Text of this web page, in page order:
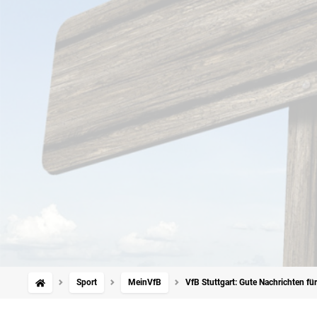
Sport MeinVfB VfB Stuttgart: Gute Nachrichten